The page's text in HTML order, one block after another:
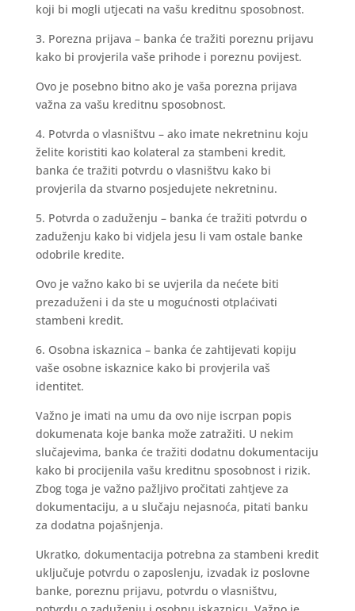
koji bi mogli utjecati na vašu kreditnu sposobnost.
3. Porezna prijava – banka će tražiti poreznu prijavu
kako bi provjerila vaše prihode i poreznu povijest.
Ovo je posebno bitno ako je vaša porezna prijava
važna za vašu kreditnu sposobnost.
4. Potvrda o vlasništvu – ako imate nekretninu koju
želite koristiti kao kolateral za stambeni kredit,
banka će tražiti potvrdu o vlasništvu kako bi
provjerila da stvarno posjedujete nekretninu.
5. Potvrda o zaduženju – banka će tražiti potvrdu o
zaduženju kako bi vidjela jesu li vam ostale banke
odobrile kredite.
Ovo je važno kako bi se uvjerila da nećete biti
prezaduženi i da ste u mogućnosti otplaćivati
stambeni kredit.
6. Osobna iskaznica – banka će zahtijevati kopiju
vaše osobne iskaznice kako bi provjerila vaš
identitet.
Važno je imati na umu da ovo nije iscrpan popis
dokumenata koje banka može zatražiti. U nekim
slučajevima, banka će tražiti dodatnu dokumentaciju
kako bi procijenila vašu kreditnu sposobnost i rizik.
Zbog toga je važno pažljivo pročitati zahtjeve za
dokumentaciju, a u slučaju nejasnoća, pitati banku
za dodatna pojašnjenja.
Ukratko, dokumentacija potrebna za stambeni kredit
uključuje potvrdu o zaposlenju, izvadak iz poslovne
banke, poreznu prijavu, potvrdu o vlasništvu,